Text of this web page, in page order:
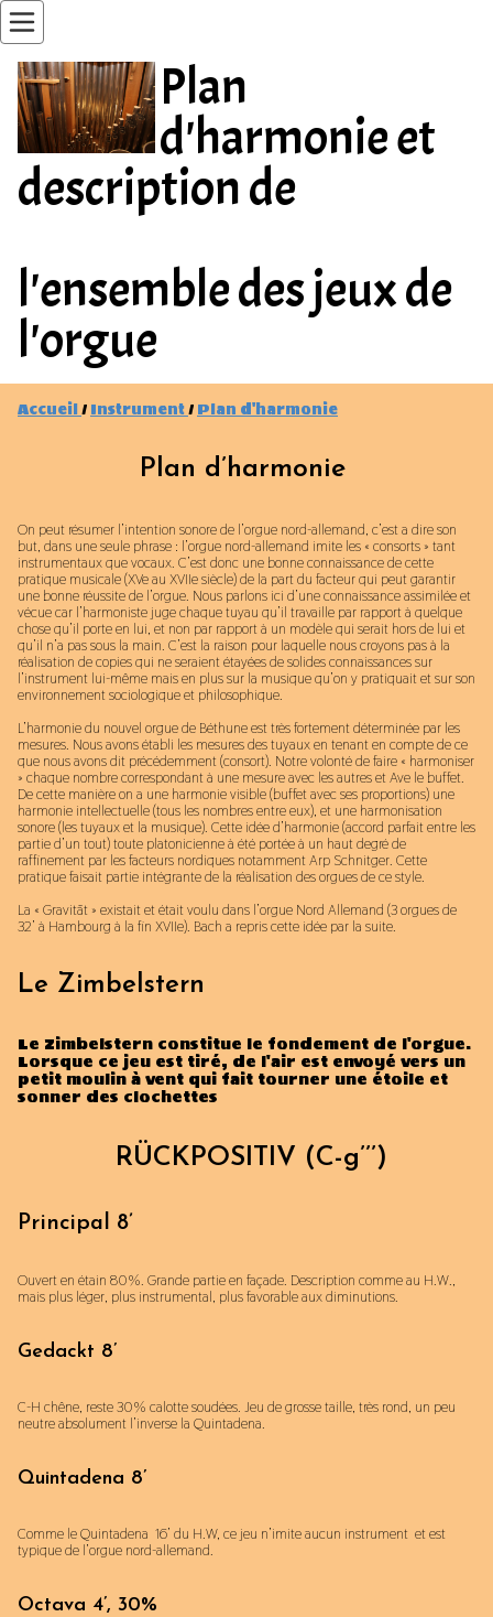
Plan
d'harmonie et
description de
l'ensemble des jeux de
l'orgue
Accueil/Instrument/Plan d'harmonie
Plan d’harmonie
On peut résumer l’intention sonore de l’orgue nord-allemand, c’est a dire son
but, dans une seule phrase : l’orgue nord-allemand imite les « consorts » tant
instrumentaux que vocaux. C’est donc une bonne connaissance de cette
pratique musicale (XVe au XVIIe siècle) de la part du facteur qui peut garantir
une bonne réussite de l’orgue. Nous parlons ici d’une connaissance assimilée et
vécue car l’harmoniste juge chaque tuyau qu’il travaille par rapport à quelque
chose qu’il porte en lui, et non par rapport à un modèle qui serait hors de lui et
qu’il n’a pas sous la main. C’est la raison pour laquelle nous croyons pas à la
réalisation de copies qui ne seraient étayées de solides connaissances sur
l’instrument lui-même mais en plus sur la musique qu’on y pratiquait et sur son
environnement sociologique et philosophique.
L’harmonie du nouvel orgue de Béthune est très fortement déterminée par les
mesures. Nous avons établi les mesures des tuyaux en tenant en compte de ce
que nous avons dit précédemment (consort). Notre volonté de faire « harmoniser
» chaque nombre correspondant à une mesure avec les autres et Ave le buffet.
De cette manière on a une harmonie visible (buffet avec ses proportions) une
harmonie intellectuelle (tous les nombres entre eux), et une harmonisation
sonore (les tuyaux et la musique). Cette idée d’harmonie (accord parfait entre les
partie d’un tout) toute platonicienne à été portée à un haut degré de
raffinement par les facteurs nordiques notamment Arp Schnitger. Cette
pratique faisait partie intégrante de la réalisation des orgues de ce style.
La « Gravität » existait et était voulu dans l’orgue Nord Allemand (3 orgues de
32’ à Hambourg à la fin XVIIe). Bach a repris cette idée par la suite.
Le Zimbelstern
Le Zimbelstern constitue le fondement de l'orgue.
Lorsque ce jeu est tiré, de l'air est envoyé vers un
petit moulin à vent qui fait tourner une étoile et
sonner des clochettes
RÜCKPOSITIV (C-g’’’)
Principal 8’
Ouvert en étain 80%. Grande partie en façade. Description comme au H.W.,
mais plus léger, plus instrumental, plus favorable aux diminutions.
Gedackt 8’
C-H chêne, reste 30% calotte soudées. Jeu de grosse taille, très rond, un peu
neutre absolument l’inverse la Quintadena.
Quintadena 8’
Comme le Quintadena 16’ du H.W, ce jeu n’imite aucun instrument et est
typique de l’orgue nord-allemand.
Octava 4’, 30%